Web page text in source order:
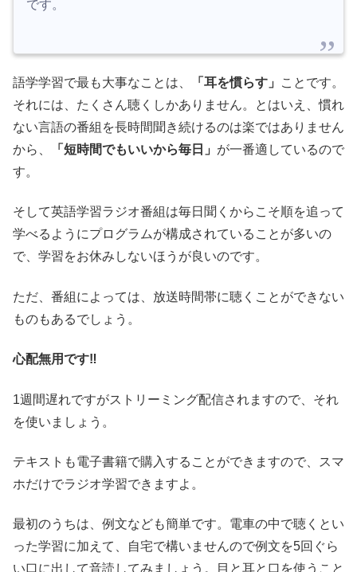
です。
語学学習で最も大事なことは、 「耳を慣らす」
ことです。
それには、たくさん聴くしかありません。とはいえ、慣れ
ない言語の番組を長時間聞き続けるのは楽ではありません
から、
「短時間でもいいから毎日」 が一番適しているので
す。
そして英語学習ラジオ番組は毎日聞くからこそ順を追って
学べるようにプログラムが構成されていることが多いの
で、学習をお休みしないほうが良いのです。
ただ、番組によっては、放送時間帯に聴くことができない
ものもあるでしょう。
心配無用です‼
1週間遅れですがストリーミング配信されますので、それ
を使いましょう。
テキストも電子書籍で購入することができますので、スマ
ホだけでラジオ学習できますよ。
最初のうちは、例文なども簡単です。電車の中で聴くとい
った学習に加えて、自宅で構いませんので例文を5回ぐら
い口に出して音読してみましょう。目と耳と口を使うこと